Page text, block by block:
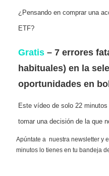
¿Pensando en comprar una
ETF?
Gratis – 7 errores
habituales) en la
oportunidades en
Este vídeo de solo 22
tomar una decisión de la que
Apúntate a nuestra newsletter y
minutos lo tienes en tu bandeja de